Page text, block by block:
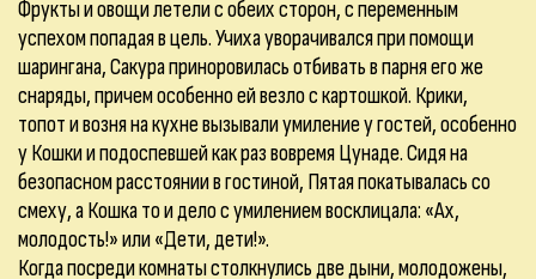
Фрукты и овощи летели с обеих сторон, с переменным
успехом попадая в цель. Учиха уворачивался при помощи
шарингана, Сакура приноровилась отбивать в парня его же
снаряды, причем особенно ей везло с картошкой. Крики,
топот и возня на кухне вызывали умиление у гостей, особенно
у Кошки и подоспевшей как раз вовремя Цунаде. Сидя на
безопасном расстоянии в гостиной, Пятая покатывалась со
смеху, а Кошка то и дело с умилением восклицала: «Ах,
молодость!» или «Дети, дети!».
Когда посреди комнаты столкнулись две дыни, молодожены,